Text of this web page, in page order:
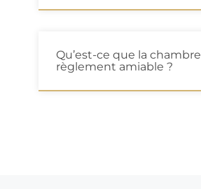
Qu’est-ce que la
règlement amiable ?